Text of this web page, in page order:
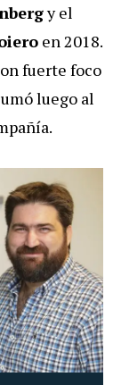
y el
en 2018.
fuerte foco
luego al